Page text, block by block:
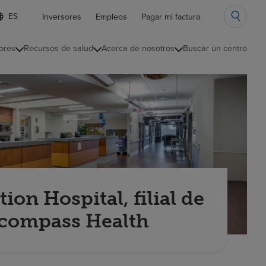
Inversores Empleos Pagar mi factura
Recursos de salud Acerca de nosotros Buscar un centro
Hospital, filial de
Health